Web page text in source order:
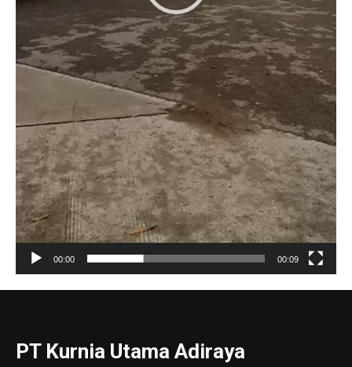
00:00 00:09
PT Kurnia Utama Adiraya